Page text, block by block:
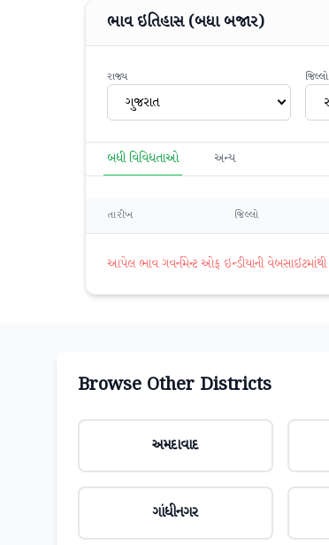
ભાવ ઇતિહાસ (બધા બજાર)
રાજ્ય
ગુજરાત
જિલ્લો
બધી વિવિધતાઓ અન્ય
તારીખ જિલ્લો
આપેલ ભાવ ગવર્નમેન્ટ ઓફ ઇન્ડીયાની વેબસાઈટમાંથી
Browse Other Districts
અમદાવાદ
ગાંધીનગર